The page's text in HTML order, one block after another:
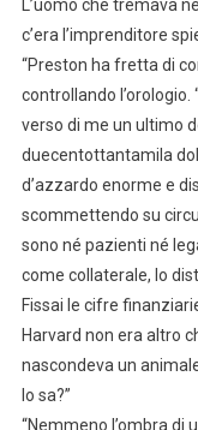
L’uomo che tremava
c’era l’imprenditore
“Preston ha fretta di
controllando l’orologio.
verso di me un ultimo
duecentottantamila
d’azzardo enorme e
scommettendo su
sono né pazienti né
come collaterale, lo
Fissai le cifre
Harvard non era altro
nascondeva un
lo sa?”
“Nemmeno l’ombra di